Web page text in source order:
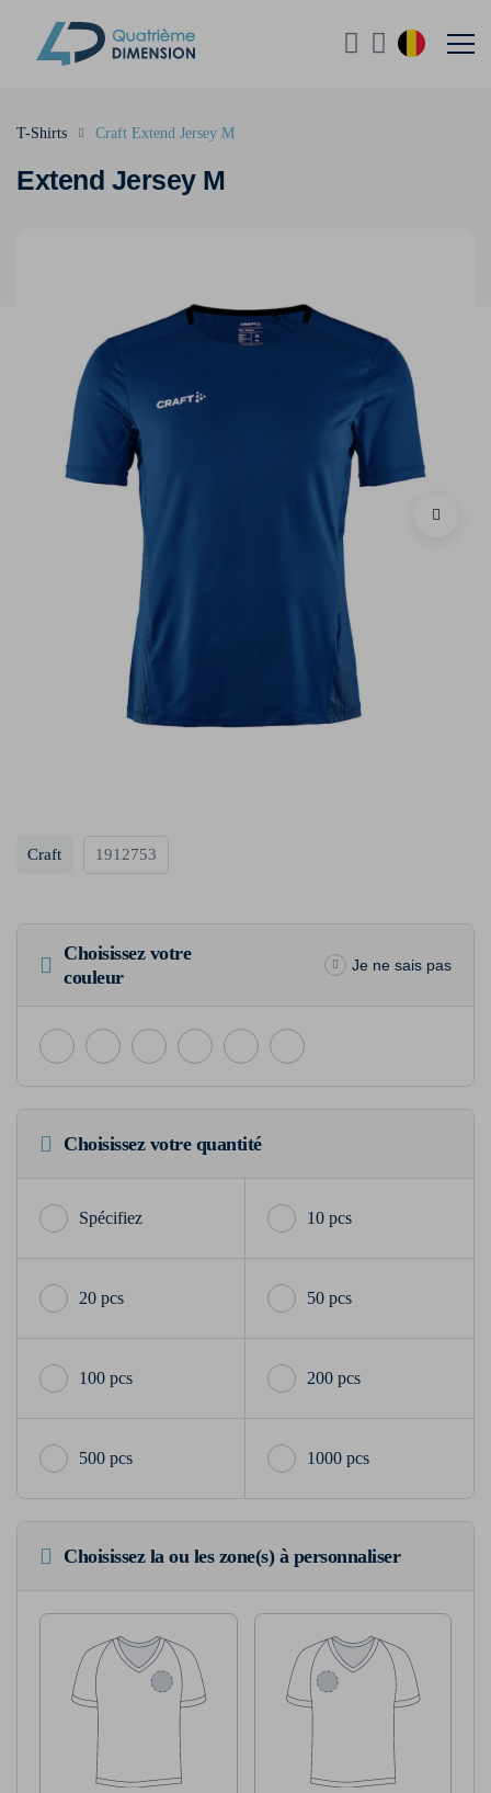
Extend Jersey M
T-Shirts Craft Extend Jersey M
Craft 1912753
Choisissez votre
couleur
Je ne sais pas
Choisissez votre quantité
10 pcs
20 pcs 50 pcs
100 pcs 200 pcs
500 pcs 1000 pcs
Choisissez la ou les zone(s) à personnaliser